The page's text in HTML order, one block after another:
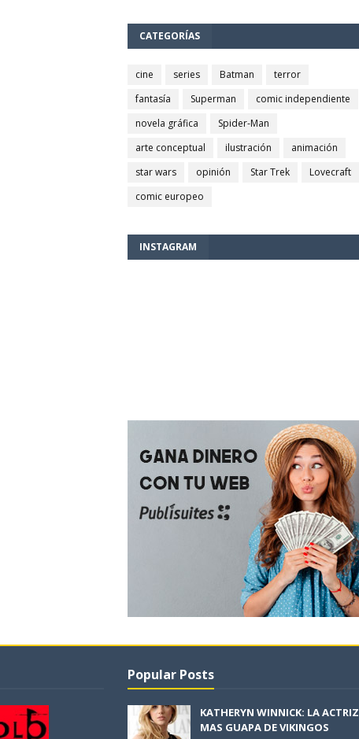
CATEGORÍAS
cine series Batman
terror
fantasía
Superman
comic independiente
novela gráfica
Spider-Man
arte conceptual
ilustración
animación
star wars
opinión Star Trek
Lovecraft
comic europeo
INSTAGRAM
Popular Posts
KATHERYN WINNICK: LA ACTRIZ
MAS GUAPA DE VIKINGOS